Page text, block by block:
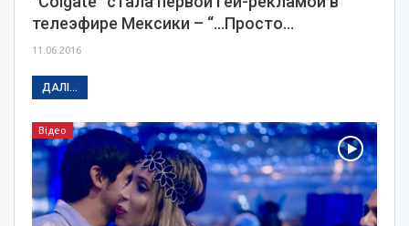
телеэфире Мексики – “…Просто…
11.06.2016
ДАЛІ...
Відео